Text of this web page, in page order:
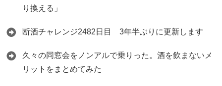
り換える」
断酒チャレンジ2482日目 3年半ぶりに更新します
久々の同窓会をノンアルで乗りった。酒を飲まないメ
リットをまとめてみた